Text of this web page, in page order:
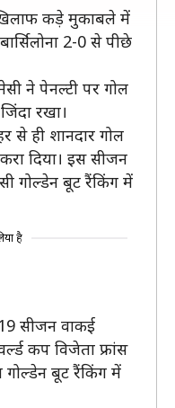
कड़े मुकाबले में
2-0 से पीछे
ने पेनल्टी पर गोल
रखा।
से ही शानदार गोल
दिया। इस सीजन
गोल्डेन बूट रैंकिंग में
है
सीजन वाकई
कप विजेता फ्रांस
गोल्डेन बूट रैंकिंग में